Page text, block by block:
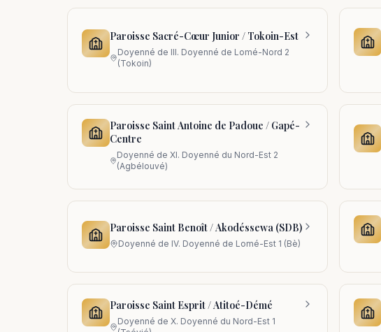
Paroisse Sacré-Cœur Junior / Tokoin-Est
Doyenné de III. Doyenné de Lomé-Nord 2
(Tokoin)
Paroisse Saint Antoine de Padoue / Gapé-
Centre
Doyenné deXI. Doyenné du Nord-Est 2
(Agbélouvé)
Paroisse Saint Benoît / Akodéssewa (SDB)
Doyenné de IV. Doyenné de Lomé-Est 1 (Bè)
Paroisse Saint Esprit / Atitoé-Démé
Doyenné deX. Doyenné du Nord-Est 1